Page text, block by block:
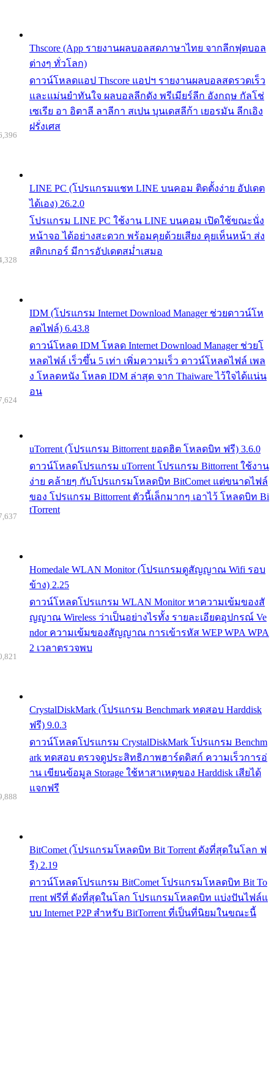
Thscore (App รายงานผลบอลสดภาษาไทย จากลีกฟุตบอล
ต่างๆ ทั่วโลก)
ดาวน์โหลดแอป Thscore แอปฯ รายงานผลบอลสดรวดเร็ว
และแม่นยำทันใจ ผลบอลลีกดัง พรีเมียร์ลีก อังกฤษ กัลโช่
เซเรีย อา อิตาลี ลาลีกา สเปน บุนเดสลีก้า เยอรมัน ลีกเอิง
ฝรั่งเศส
LINE PC (โปรแกรมแชท LINE บนคอม ติดตั้งง่าย อัปเดต
ได้เอง) 26.2.0
โปรแกรม LINE PC ใช้งาน LINE บนคอม เปิดใช้ขณะนั่ง
หน้าจอ ได้อย่างสะดวก พร้อมคุยด้วยเสียง คุยเห็นหน้า ส่ง
สติกเกอร์ มีการอัปเดตสม่ำเสมอ
IDM (โปรแกรม Internet Download Manager ช่วยดาวน์โห
ลดไฟล์) 6.43.8
ดาวน์โหลด IDM โหลด Internet Download Manager ช่วยโ
หลดไฟล์ เร็วขึ้น 5 เท่า เพิ่มความเร็ว ดาวน์โหลดไฟล์ เพล
ง โหลดหนัง โหลด IDM ล่าสุด จาก Thaiware ไว้ใจได้แน่น
อน
uTorrent (โปรแกรม Bittorrent ยอดฮิต โหลดบิท ฟรี) 3.6.0
ดาวน์โหลดโปรแกรม uTorrent โปรแกรม Bittorrent ใช้งาน
ง่าย คล้ายๆ กับโปรแกรมโหลดบิท BitComet แต่ขนาดไฟล์
ของ โปรแกรม Bittorrent ตัวนี้เล็กมากๆ เอาไว้ โหลดบิท Bi
tTorrent
Homedale WLAN Monitor (โปรแกรมดูสัญญาณ Wifi รอบ
ข้าง) 2.25
ดาวน์โหลดโปรแกรม WLAN Monitor หาความเข้มของสั
ญญาณ Wireless ว่าเป็นอย่างไรทั้ง รายละเอียดอุปกรณ์ Ve
ndor ความเข้มของสัญญาณ การเข้ารหัส WEP WPA WPA
2 เวลาตรวจพบ
CrystalDiskMark (โปรแกรม Benchmark ทดสอบ Harddisk
ฟรี) 9.0.3
ดาวน์โหลดโปรแกรม CrystalDiskMark โปรแกรม Benchm
ark ทดสอบ ตรวจดูประสิทธิภาพฮาร์ดดิสก์ ความเร็วการอ่
าน เขียนข้อมูล Storage ใช้หาสาเหตุของ Harddisk เสียได้
แจกฟรี
BitComet (โปรแกรมโหลดบิท Bit Torrent ดังที่สุดในโลก ฟ
รี) 2.19
ดาวน์โหลดโปรแกรม BitComet โปรแกรมโหลดบิท Bit To
rrent ฟรีที่ ดังที่สุดในโลก โปรแกรมโหลดบิท แบ่งปันไฟล์แ
บบ Internet P2P สำหรับ BitTorrent ที่เป็นที่นิยมในขณะนี้